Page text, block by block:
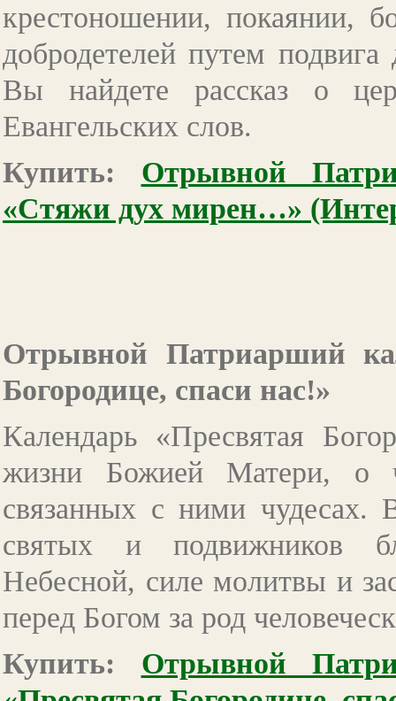
крестоношении, покаянии,
добродетелей путем
Вы найдете рассказ о
Евангельских слов.
Купить: Отрывной
«Стяжи дух мирен…»
Отрывной Патриарший
Богородице, спаси нас!»
Календарь «Пресвятая
жизни Божией Матери, о
связанных с ними чудесах.
святых и подвижников
Небесной, силе молитвы и
перед Богом за род
Купить: Отрывной